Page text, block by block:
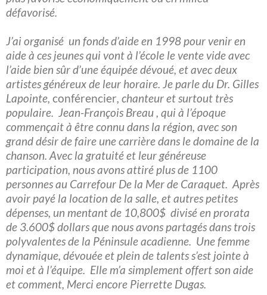
défavorisé.
J’ai organisé un fonds d’aide en 1998 pour venir en
aide à ces jeunes qui vont à l’école le vente vide avec
l’aide bien sûr d’une équipée dévoué, et avec deux
artistes généreux de leur horaire. Je parle du Dr. Gilles
Lapointe, conférencier, chanteur et surtout très
populaire. Jean-François Breau , qui à l’époque
commençait à être connu dans la région, avec son
grand désir de faire une carrière dans le domaine de la
chanson. Avec la gratuité et leur généreuse
participation, nous avons attiré plus de 1100
personnes au Carrefour De la Mer de Caraquet. Après
avoir payé la location de la salle, et autres petites
dépenses, un mentant de 10,800$ divisé en prorata
de 3.600$ dollars que nous avons partagés dans trois
polyvalentes de la Péninsule acadienne. Une femme
dynamique, dévouée et plein de talents s’est jointe à
moi et à l’équipe. Elle m’a simplement offert son aide
et comment, Merci encore Pierrette Dugas.